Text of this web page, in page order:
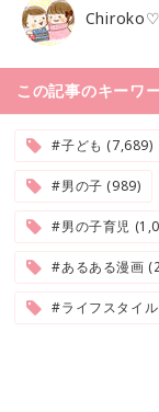
Chiroko♡
この記事のキーワ
#子ども (7,689)
#男の子 (989)
#男の子育児
#あるある漫画
#ライフスタイ